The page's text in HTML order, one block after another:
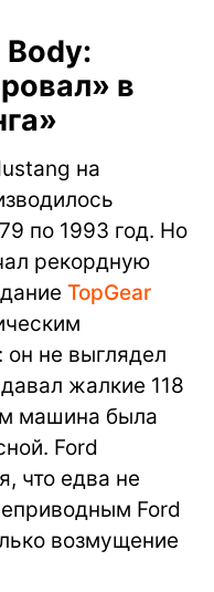
Body:
в
на
по 1993 год. Но
рекордную
TopGear
он не выглядел
жалкие 118
машина была
Ford
что едва не
Ford
возмущение